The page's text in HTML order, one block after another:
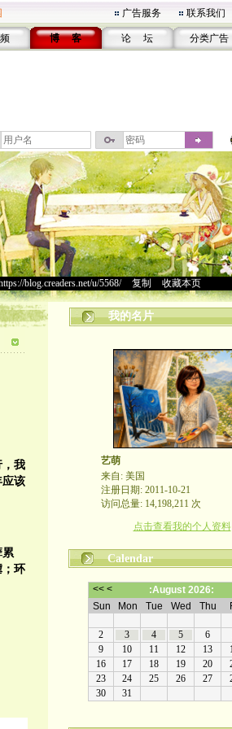
广告服务 联系我们
博 客 论 坛 分类广告
blog.creaders.net/u/5568/> 复制 收藏本页
，我
该
累
环
我的名片
艺萌
来自: 美国
注册日期: 2011-10-21
访问总量: 14,198,211 次
点击查看我的个人资料
Calendar